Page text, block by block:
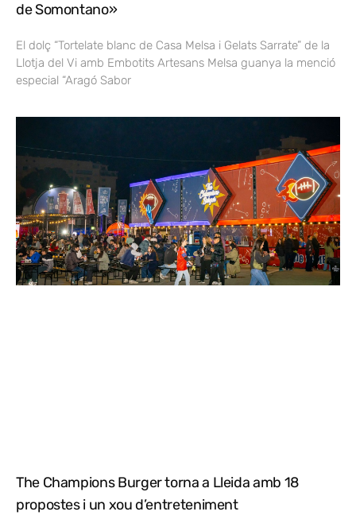
de Somontano»
El dolç “Tortelate blanc de Casa Melsa i Gelats Sarrate” de la
Llotja del Vi amb Embotits Artesans Melsa guanya la menció
especial “Aragó Sabor
The Champions Burger torna a Lleida amb 18
propostes i un xou d’entreteniment